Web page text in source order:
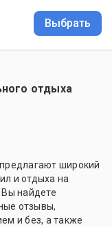
Выбрать
отдыха
широкий
и отдыха на
Вы найдете
отзывы,
и без, а также